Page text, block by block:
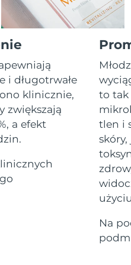
i długotrwałe
klinicznie,
zwiększają
a efekt
to tak
tlen i
Na
massagers
essentials
Whitening Gel
Mężczyźni
13/8/26
9/8/26
Oczekiwany czas dostawy
10/8/26
Oczekiwany czas dostawy
9/8/26
Oczekiwany czas dostawy
10/8/26
Oczekiwany czas dostawy
9/8/26